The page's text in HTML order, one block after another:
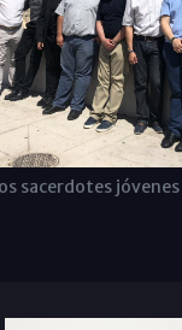
sacerdotes jóvenes